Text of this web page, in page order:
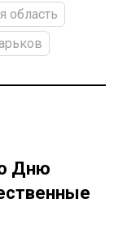
область
Дню